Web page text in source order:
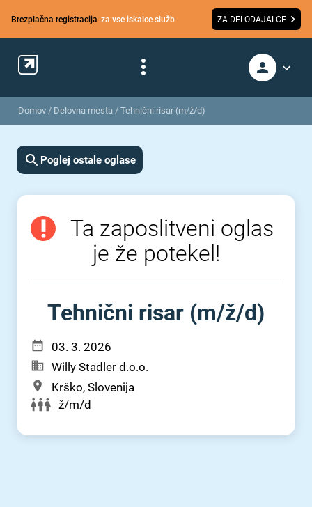
Brezplačna registracija za vse iskalce služb ZA DELODAJALCE
Domov / Delovna mesta / Tehnični risar (m/ž/d)
Poglej ostale oglase
Ta zaposlitveni oglas
je že potekel!
Tehnični risar (m⁠/⁠ž⁠/⁠d)
03. 3. 2026
Willy Stadler d.o.o.
Krško, Slovenija
ž/m/d